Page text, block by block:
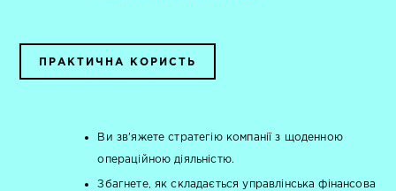
ПРАКТИЧНА КОРИСТЬ
Ви зв’яжете стратегію компанії з щоденною
операційною діяльністю.
Збагнете, як складається управлінська фінансова